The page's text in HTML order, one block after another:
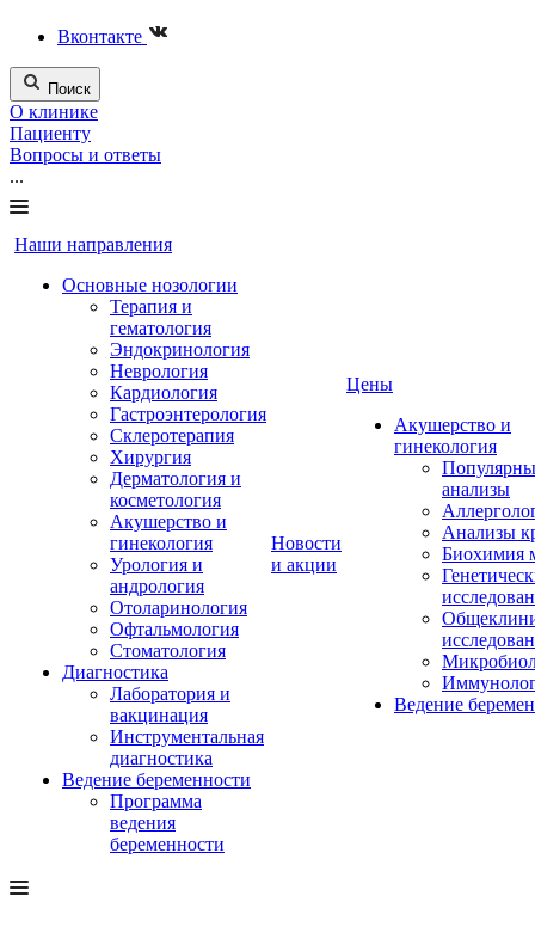
Вконтакте
Поиск
О клинике
Пациенту
Вопросы и ответы
...
Наши направления
Основные нозологии
Терапия и
гематология
Эндокринология
Неврология
Кардиология
Гастроэнтерология
Склеротерапия
Хирургия
Дерматология и
косметология
Акушерство и
гинекология
Урология и
андрология
Отоларинология
Офтальмология
Стоматология
Диагностика
Лаборатория и
вакцинация
Инструментальная
диагностика
Ведение беременности
Программа
ведения
беременности
Новости
и акции
Цены
Акушерство и
гинекология
анализы
Анализы
Биохимия
Ведение